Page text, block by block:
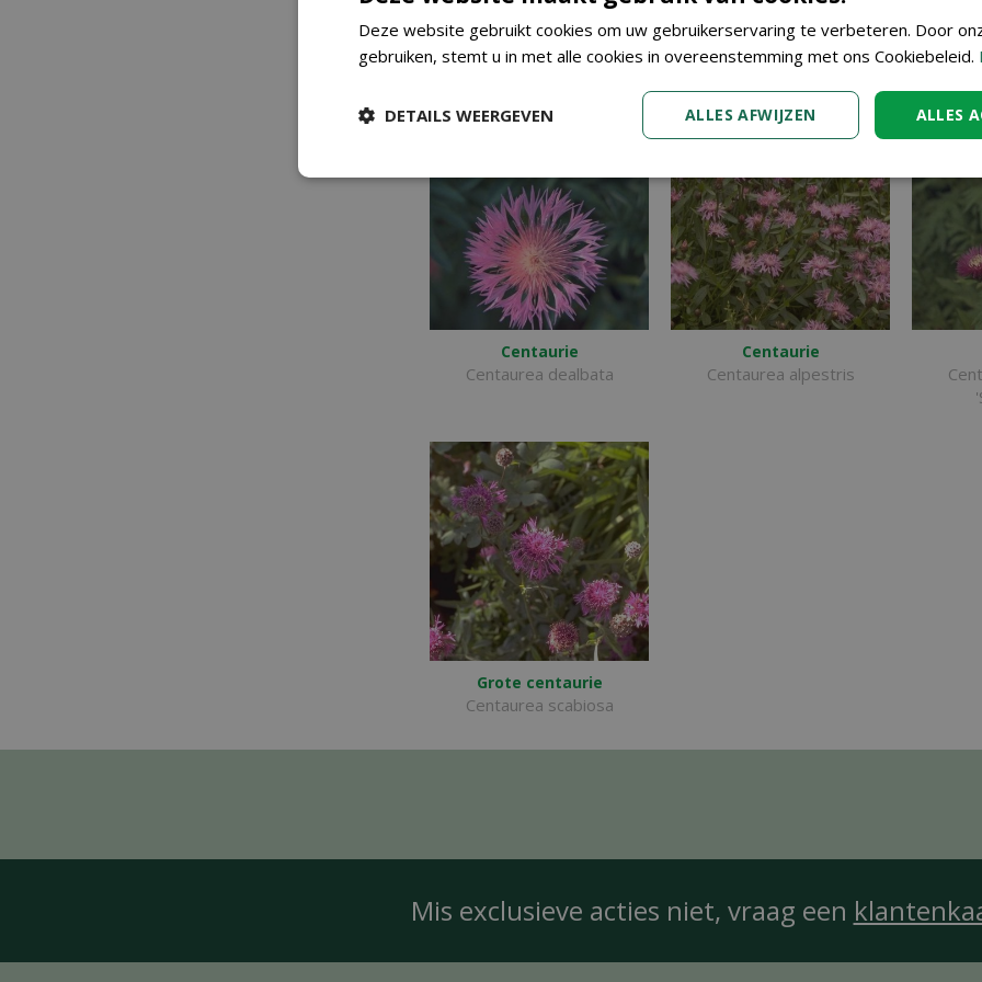
Centaurie
Centaurea hypoleuca 'John
Coutts'
Centaurie
Centaurea glastifolia
Centaurie
Centaurea dealbata
Centaurie
Centaurea alpestris
Grote centaurie
Centaurea scabiosa
Mis exclusieve acties niet, vraag een
Deze website gebruikt cookies om uw gebruikerservaring te verbeteren. Door
gebruiken, stemt u in met alle cookies in overeenstemming met ons Cookiebeleid.
ALLES
ALLES AFWIJZEN
DETAILS WEERGEVEN